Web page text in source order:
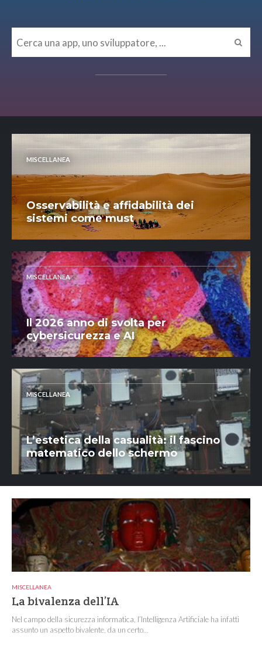
MISCELLANEA
Osservabilità e affidabilità dei
sistemi come must
MISCELLANEA
Il 2026 anno di svolta per
cybersicurezza e AI
MISCELLANEA
L’estetica della casualità: il fascino
matematico dello schermo
MISCELLANEA
La bivalenza dell’IA
Nel campo della sicurezza informatica, l’Intelligenza Artificiale ha infatti
assunto un aspetto bivalente, da un certo...